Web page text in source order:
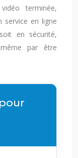
terminée,
service en ligne
en sécurité,
par être